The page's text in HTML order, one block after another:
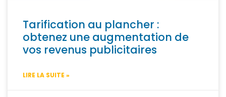
Tarification au plancher :
obtenez une augmentation de
vos revenus publicitaires
LIRE LA SUITE »